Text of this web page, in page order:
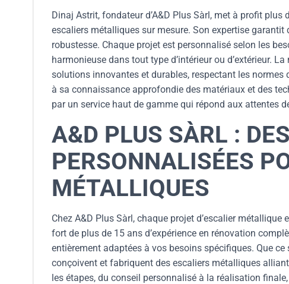
Dinaj Astrit, fondateur d’A&D Plus Sàrl, met à profit
escaliers métalliques sur mesure. Son expertise
robustesse. Chaque projet est personnalisé selon les
harmonieuse dans tout type d’intérieur ou d’extérieur.
solutions innovantes et durables, respectant les normes
à sa connaissance approfondie des matériaux et des
par un service haut de gamme qui répond aux attentes
A&D PLUS SÀRL :
PERSONNALISÉES
MÉTALLIQUES
Chez A&D Plus Sàrl, chaque projet d’escalier
fort de plus de 15 ans d’expérience en rénovation
entièrement adaptées à vos besoins spécifiques. Que
conçoivent et fabriquent des escaliers métalliques
les étapes, du conseil personnalisé à la réalisation